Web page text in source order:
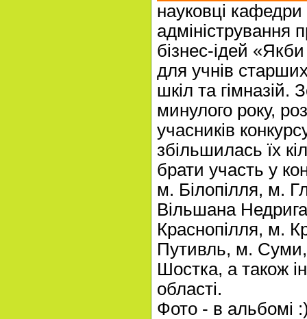
науковці кафедри
адміністрування
бізнес-ідей
для учнів старших
шкіл та гімназій.
минулого року,
учасників
збільшилась їх
брати участь у
м. Білопілля, м.
Вільшана
Краснопілля, м.
Путивль, м.
Шостка, а також
області.
Фото - в альбомі